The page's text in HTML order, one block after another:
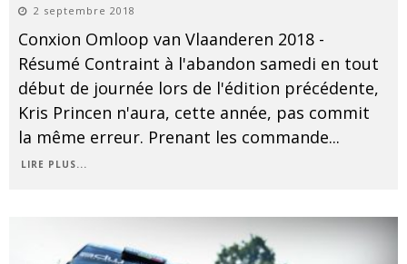
2 septembre 2018
Conxion Omloop van Vlaanderen 2018 -
Résumé Contraint à l'abandon samedi en tout
début de journée lors de l'édition précédente,
Kris Princen n'aura, cette année, pas commit
la même erreur. Prenant les commande...
LIRE PLUS...